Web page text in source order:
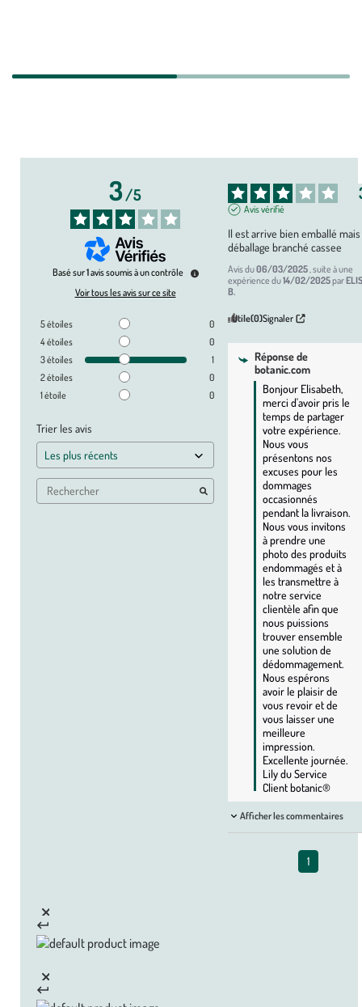
3/5
Basé sur1avis soumis à un contrôle
Voir tous les avis sur ce site
5étoiles
0
4étoiles
0
3étoiles
1
2étoiles
0
1étoile 0
Trier les avis
Avis vérifié
Il est arrive bien emballé
déballage branché cassee
Avis du06/03/2025 , suite à une
expérience du14/02/2025par
B.
Utile(0)Signaler
Réponse de
botanic.com
Bonjour Elisabeth,
merci d'avoir pris le
temps de partager
votre expérience.
Nous vous
présentons nos
excuses pour les
dommages
occasionnés
pendant la livraison.
Nous vous invitons
à prendre une
photo des produits
endommagés et à
les transmettre à
notre service
clientèle afin que
nous puissions
trouver ensemble
une solution de
dédommagement.
Nous espérons
avoir le plaisir de
vous revoir et de
vous laisser une
meilleure
impression.
Excellente journée.
Lily du Service
Client botanic®
Afficher les commentaires
1